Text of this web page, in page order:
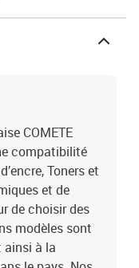
COMETE
compatibilité
Toners et
et de
de choisir des
modèles sont
ainsi à la